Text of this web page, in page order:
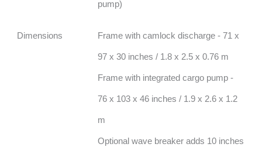
pump)
Dimensions Frame with camlock discharge - 71 x
97 x 30 inches / 1.8 x 2.5 x 0.76 m
Frame with integrated cargo pump -
76 x 103 x 46 inches / 1.9 x 2.6 x 1.2
m
Optional wave breaker adds 10 inches